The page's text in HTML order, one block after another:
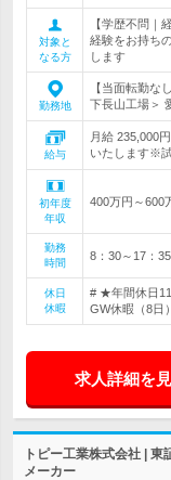
対象と
なる方
【学歴不問｜
経験をお持ち
します
勤務地
【当面転勤な
下長山工場＞
給与
月給 235,000
いたします※
初年度
年収
400万円～600
勤務
時間
8：30～17：
休日
休暇
# ★年間休日
GW休暇（8日
求人詳細を
トピー工業株式会社 |
メーカー